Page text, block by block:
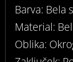
Barva: Bela
Material:
Oblika: